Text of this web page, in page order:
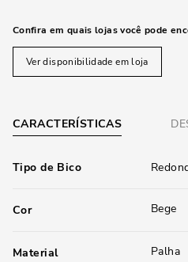
Confira em quais lojas você pode
Ver disponibilidade em loja
CARACTERÍSTICAS
Tipo de Bico
Cor Bege
Material Palha